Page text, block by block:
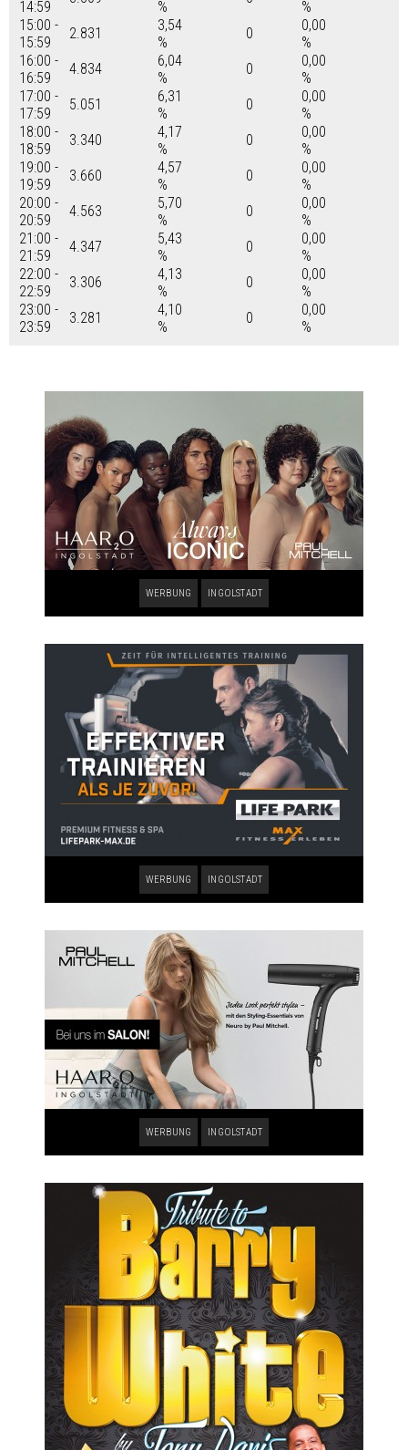
14:59
%
%
15:00 -
15:59
2.831
3,54
%
0
0,00
%
16:00 -
16:59
4.834
6,04
%
0
0,00
%
17:00 -
17:59
5.051
6,31
%
0
0,00
%
18:00 -
18:59
3.340
4,17
%
0
0,00
%
19:00 -
19:59
3.660
4,57
%
0
0,00
%
20:00 -
20:59
4.563
5,70
%
0
0,00
%
21:00 -
21:59
4.347
5,43
%
0
0,00
%
22:00 -
22:59
3.306
4,13
%
0
0,00
%
23:00 -
23:59
3.281
4,10
%
0
0,00
%
WERBUNG INGOLSTADT
WERBUNG INGOLSTADT
WERBUNG INGOLSTADT